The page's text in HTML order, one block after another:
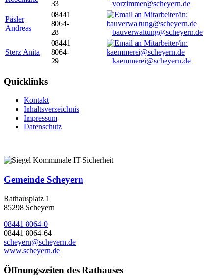
33
vorzimmer@scheyern.de
Päsler
Andreas
08441
8064-
28
bauverwaltung@scheyern.de
Sterz Anita
08441
8064-
29
kaemmerei@scheyern.de
Quicklinks
Kontakt
Inhaltsverzeichnis
Impressum
Datenschutz
Gemeinde Scheyern
Rathausplatz 1
85298 Scheyern
08441 8064-0
08441 8064-64
scheyern@scheyern.de
www.scheyern.de
Öffnungszeiten des Rathauses